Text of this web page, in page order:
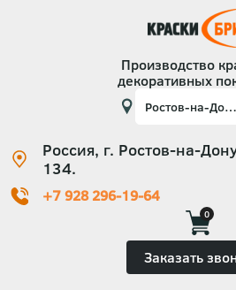
Производство
декоративных
Россия, г. Ростов-на-
134.
+7 928 296-19-64
0
Заказать